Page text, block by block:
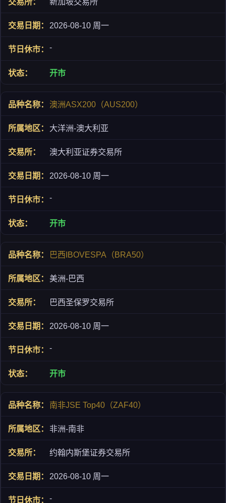
2026-08-10 周一
-
开市
澳洲ASX200（AUS200）
大洋洲-澳大利亚
澳大利亚证券交易所
2026-08-10 周一
-
开市
巴西IBOVESPA（BRA50）
美洲-巴西
巴西圣保罗交易所
2026-08-10 周一
-
开市
南非JSE Top40（ZAF40）
非洲-南非
约翰内斯堡证券交易所
2026-08-10 周一
-